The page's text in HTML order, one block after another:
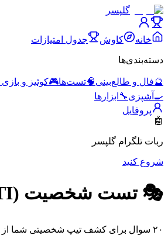
گلپسر
خانه کاوش جدول امتیازات
دسته‌بندی‌ها
🔮فال و طالع‌بینی🧠تست‌ها🎮کوئیز و بازی
🍳 آشپزی🔧 ابزارها
پروفایل
🤖
ربات تلگرام گلپسر
شروع کنید
🎭 تست شخصیت (MBTI)
۲۰ سوال برای کشف تیپ شخصیتی شما از ۱۶ تیپ